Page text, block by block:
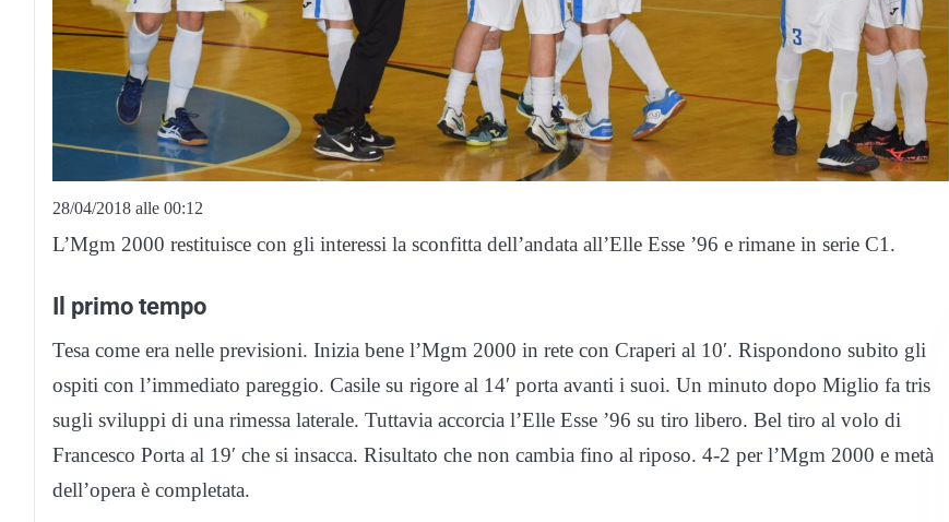
28/04/2018 alle 00:12
L’Mgm 2000 restituisce con gli interessi la sconfitta dell’andata all’Elle Esse ’96 e rimane in serie C1.
Il primo tempo
Tesa come era nelle previsioni. Inizia bene l’Mgm 2000 in rete con Craperi al 10′. Rispondono subito gli
ospiti con l’immediato pareggio. Casile su rigore al 14′ porta avanti i suoi. Un minuto dopo Miglio fa tris
sugli sviluppi di una rimessa laterale. Tuttavia accorcia l’Elle Esse ’96 su tiro libero. Bel tiro al volo di
Francesco Porta al 19′ che si insacca. Risultato che non cambia fino al riposo. 4-2 per l’Mgm 2000 e metà
dell’opera è completata.